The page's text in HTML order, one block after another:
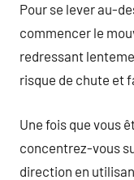
Pour se lever au-
commencer le
redressant
risque de chute et
Une fois que vous
concentrez-vous
direction en